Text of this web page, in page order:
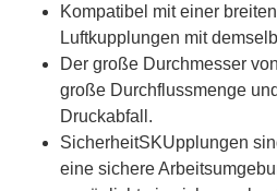
Kompatibel mit einer
Luftkupplungen mit
Der große Durchmesser
große Durchflussmenge
Druckabfall.
SicherheitSKUpplungen
eine sichere